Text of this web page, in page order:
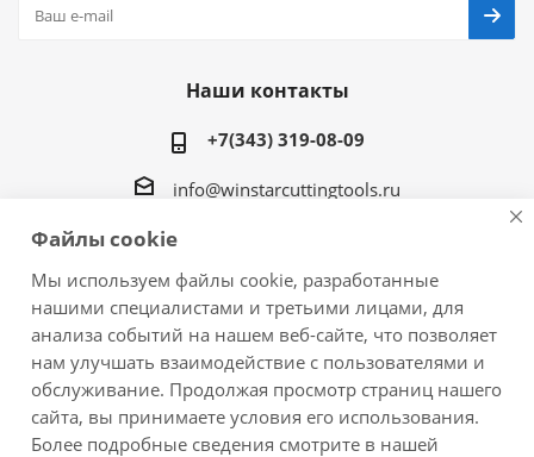
Наши контакты
+7(343) 319-08-09
info@winstarcuttingtools.ru
г.Екатеринбург ул. Фурманова 109, офис 604
2026 © Winstar Cutting Technologies Corp. - интернет-
магазин металлорежущего инструмента
Файлы cookie
Мы используем файлы cookie, разработанные
нашими специалистами и третьими лицами, для
анализа событий на нашем веб-сайте, что позволяет
нам улучшать взаимодействие с пользователями и
обслуживание. Продолжая просмотр страниц нашего
сайта, вы принимаете условия его использования.
Более подробные сведения смотрите в нашей